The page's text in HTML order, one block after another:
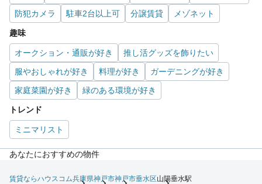
防犯カメラ
駐車2台以上可 分譲賃貸 メゾネット
趣味
オークション・通販が好き
推し活グッズを飾りたい
服やおしゃれが好き
料理が好き
ガーデニングが好き
家庭菜園が好き
緑のある環境が好き
トレンド
ミニマリスト
あなたにおすすめの物件
賃貸ならハウスコム兵庫県神戸市神戸市垂水区山陽垂水駅